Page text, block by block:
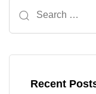
Recent